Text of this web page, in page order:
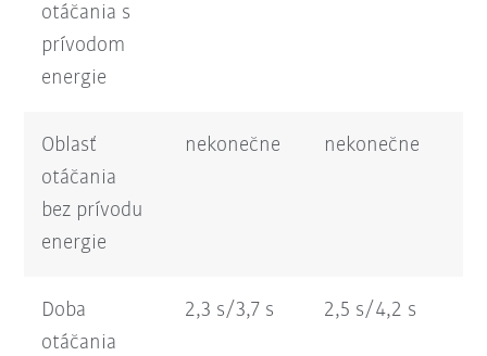
otáčania s
prívodom
energie
Oblasť
otáčania
bez prívodu
energie
nekonečne nekonečne
Doba
otáčania
2,3 s/3,7 s 2,5 s/4,2 s